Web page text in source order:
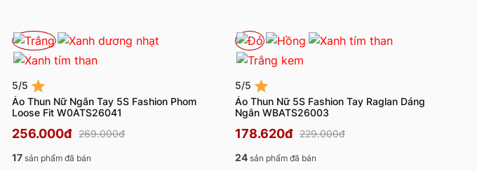
5/5
Áo Thun Nữ Ngắn Tay 5S Fashion Phom
Loose Fit W0ATS26041
256.000đ 269.000đ
17 sản phẩm đã bán
5/5
Áo Thun Nữ 5S Fashion Tay Raglan Dáng
Ngắn WBATS26003
178.620đ 229.000đ
24sản phẩm đã bán